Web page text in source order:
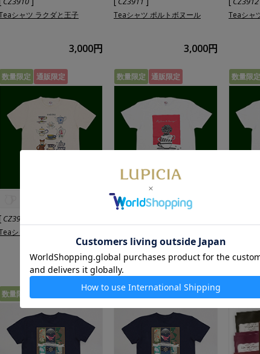
シャツ ラクダと王子
3,000円
Teaシャツ ポルトボヌール
3,000円
Teaシャ
数量限定 通販限定
[ CZ3907
シャツ テイエール
3,000円
数量限定 通販限定
ル
数量限定
Teaシ
数量限定 数量限定 通販限定